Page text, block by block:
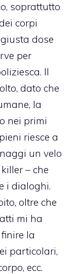
soprattutto
corpi
dose
per
Il
dato che
la
nei primi
riesce a
un velo
– che
i dialoghi.
oltre che
mi ha
la
particolari,
ecc.